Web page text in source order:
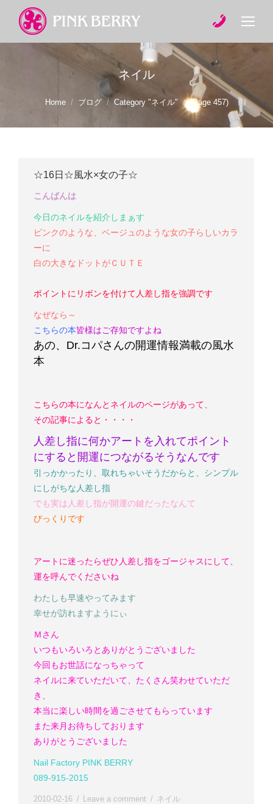
ネイル
You are here:
Home ブログ Category "ネイル" (Page 457)
☆16日☆風水×女の子☆
こんばんは
今日のネイルを紹介しまぁす
ピンクのような、ベージュのような女の子らしいカラ
ーに
白の大きなドットがＣＵＴＥ
ポイントにリボンを付けて人差し指を強調です
なぜなら～
こちらの本皆様はご存知ですよね
あの、Dr.コパさんの開運情報満載の風水
本
こちらの本になんとネイルのページがあって、
その記事によると・・・・
人差し指に何かアートを入れてポイント
にする と開運につながるそうなんです
引っかかったり、取れちゃいそうだからと、シンプル
にしがちな人差し指
でも実は人差し指が開運の鍵だったなんて
びっくりです
アートに迷ったらぜひ人差し指をゴージャスにして、
運を呼んでくださいね
わたしも早速やってみます
幸せが訪れますようにぃ
Ｍさん
いつもいろいろとありがとうございました
今回もお世話になっちゃって
ネイルに来ていただいて、たくさん笑わせていただ
き、
本当に楽しい時間を過ごさせてもらっています
また来月お待ちしております
ありがとうございました
Nail Factory PINK BERRY
089-915-2015
2010-02-16 Leave a comment
ネイル